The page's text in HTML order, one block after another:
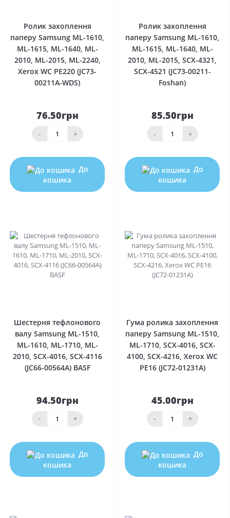
Ролик захоплення
паперу Samsung ML-1610,
ML-1615, ML-1640, ML-
2010, ML-2015, ML-2240,
Xerox WC PE220 (JC73-
00211A-WDS)
76.50грн
- +
До
кошика
Ролик захоплення
паперу Samsung ML-1610,
ML-1615, ML-1640, ML-
2010, ML-2015, SCX-4321,
SCX-4521 (JC73-00211-
Foshan)
85.50грн
- +
До
кошика
Шестерня тефлонового
валу Samsung ML-1510,
ML-1610, ML-1710, ML-
2010, SCX-4016, SCX-4116
(JC66-00564A) BASF
94.50грн
- +
До
кошика
Гума ролика захоплення
паперу Samsung ML-1510,
ML-1710, SCX-4016, SCX-
4100, SCX-4216, Xerox WC
PE16 (JC72-01231A)
45.00грн
- +
До
кошика